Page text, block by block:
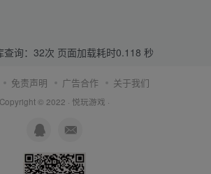
查询：32次 页面加载耗时0.118 秒
免责声明 广告合作 关于我们
Copyright © 2022 · 悦玩游戏 ·